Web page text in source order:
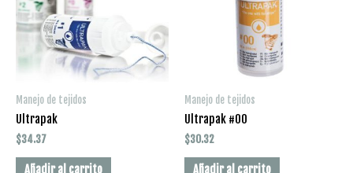
Manejo de tejidos
Ultrapak
$34.37
Añadir al carrito
Manejo de tejidos
Ultrapak #00
$30.32
Añadir al carrito